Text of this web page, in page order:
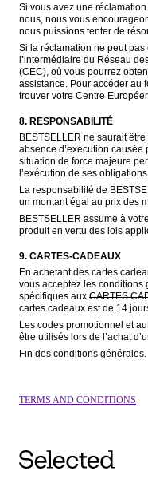
Si vous avez une
nous, nous vous
nous puissions tenter de
Si la réclamation ne peut
l’intermédiaire du Réseau
(CEC), où vous pourrez
assistance. Pour accéder au
trouver votre Centre
8. RESPONSABILITÉ
BESTSELLER ne saurait
absence d’exécution causée
situation de force majeure
l’exécution de ses
La responsabilité de
un montant égal au prix des
BESTSELLER assume à
produit en vertu des lois
9. CARTES-CADEAUX
En achetant des cartes
vous acceptez les
spécifiques aux CARTES
cartes cadeaux est de 14
Les codes promotionnel et
être utilisés lors de l’achat
Fin des conditions générales.
TERMS AND CONDITIONS